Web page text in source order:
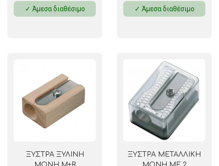
✓ Άμεσα διαθέσιμο ✓ Άμεσα διαθέσιμο
ΞΥΣΤΡΑ ΞΥΛΙΝΗ
ΞΥΣΤΡΑ ΜΕΤΑΛΛΙΚΗ